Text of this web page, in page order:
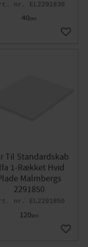
EL2291830
40DKK
Gem
Til Standardskab
1-Rækket Hvid
Malmbergs
2291850
EL2291850
120DKK
Gem